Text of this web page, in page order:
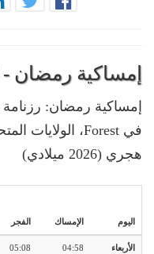
إمساكية رمضان - Forest 2026
إمساكية رمضان: رزنامة
هجري (2026 ميلادي)
اليوم الإمساك الفجر
الأربعاء
04:58
05:08